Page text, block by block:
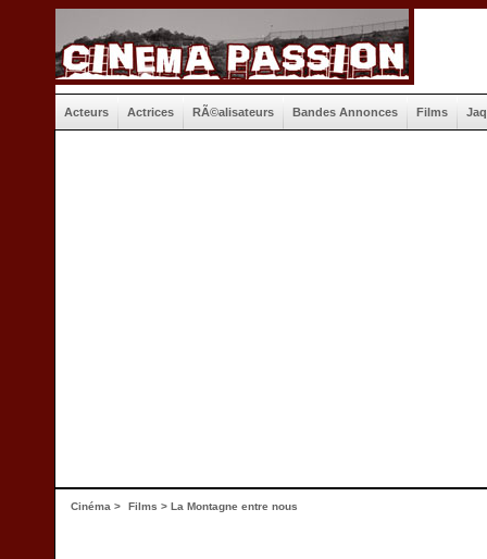
Acteurs Actrices RÃ©alisateurs Bandes Annonces Films
Cinéma > Films > La Montagne entre nous